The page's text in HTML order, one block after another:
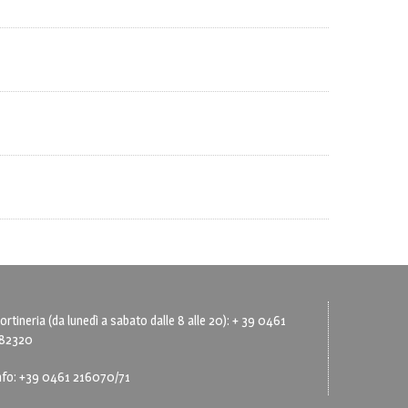
(da lunedì a sabato dalle 8 alle 20): + 39 0461
+39 0461 216070/71